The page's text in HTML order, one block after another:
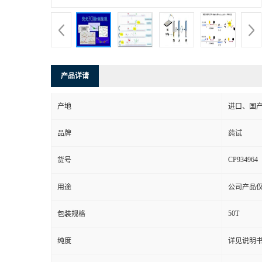
产品详请
产地 进口、国产
品牌 莼试
货号 CP934964
用途 公司产品
包装规格 50T
纯度 详见说明